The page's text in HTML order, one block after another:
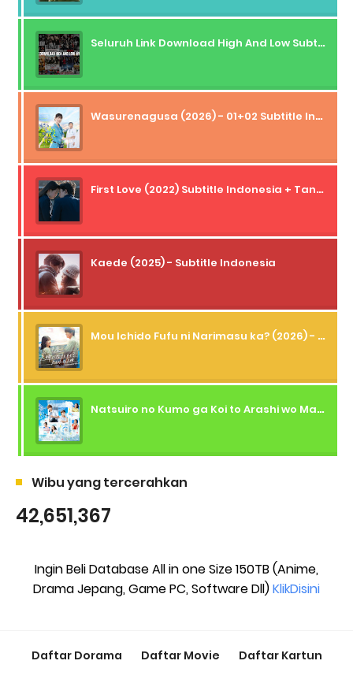
Seluruh Link Download High And Low Subtitle Indonesia
Wasurenagusa (2026) - 01+02 Subtitle Indonesia
First Love (2022) Subtitle Indonesia + Tanpa Iklan + Streaming + 1080p
Kaede (2025) - Subtitle Indonesia
Mou Ichido Fufu ni Narimasu ka? (2026) - 01 Subtitle Indonesia
Natsuiro no Kumo ga Koi to Arashi wo Makiokosu (2026) - 01 Subtitle Indonesia
Wibu yang tercerahkan
42,651,367
Ingin Beli Database All in one Size 150TB (Anime,
Drama Jepang, Game PC, Software Dll)KlikDisini
Daftar Dorama Daftar Movie Daftar Kartun